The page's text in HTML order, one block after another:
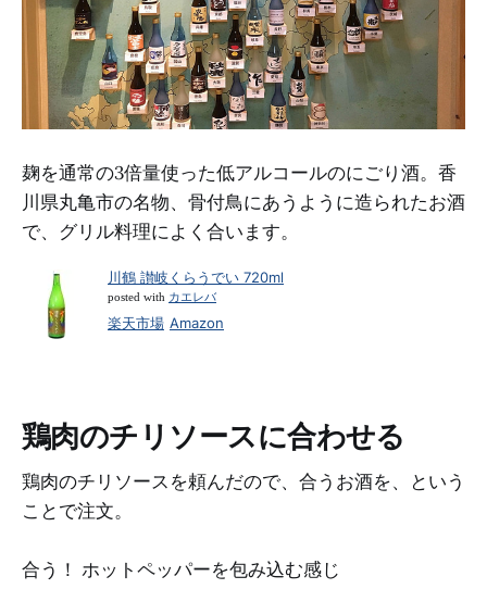
麹を通常の3倍量使った低アルコールのにごり酒。香
川県丸亀市の名物、骨付鳥にあうように造られたお酒
で、グリル料理によく合います。
川鶴 讃岐くらうでい 720ml
posted with カエレバ
楽天市場 Amazon
鶏肉のチリソースに合わせる
鶏肉のチリソースを頼んだので、合うお酒を、という
ことで注文。
合う！ ホットペッパーを包み込む感じ